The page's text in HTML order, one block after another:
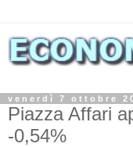
venerdì 7 ottobre
Piazza Affari
-0,54%